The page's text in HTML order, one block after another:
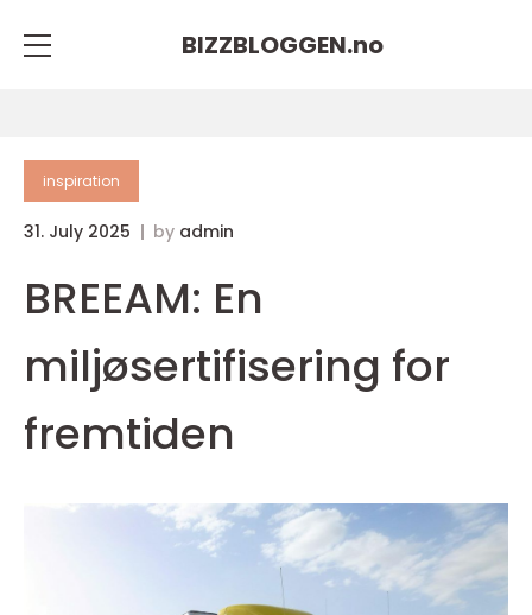
BIZZBLOGGEN.no
inspiration
31. July 2025 by admin
BREEAM: En
miljøsertifisering for
fremtiden